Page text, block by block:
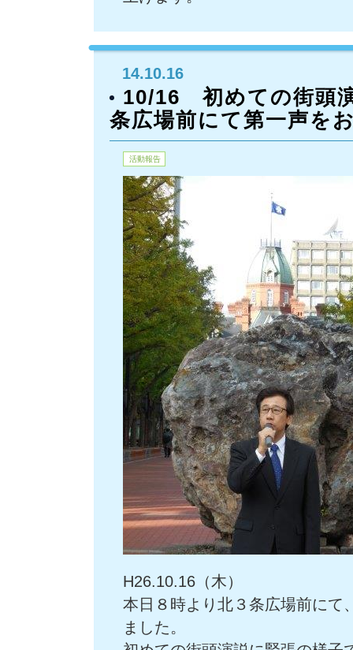
14.10.16
10/16 初めての街頭
条広場前にて第一声を
活動報告
H26.10.16（木）
本日８時より北３条広場前にて
ました。